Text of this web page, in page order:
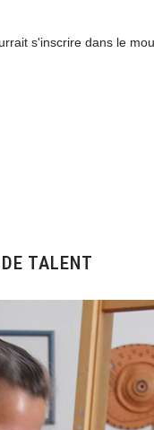
s'inscrire dans le
TALENT